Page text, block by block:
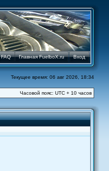
Вход
Главная FuelboX.ru
FAQ
Текущее время: 06 авг 2026, 18:34
Часовой пояс: UTC + 10 часов